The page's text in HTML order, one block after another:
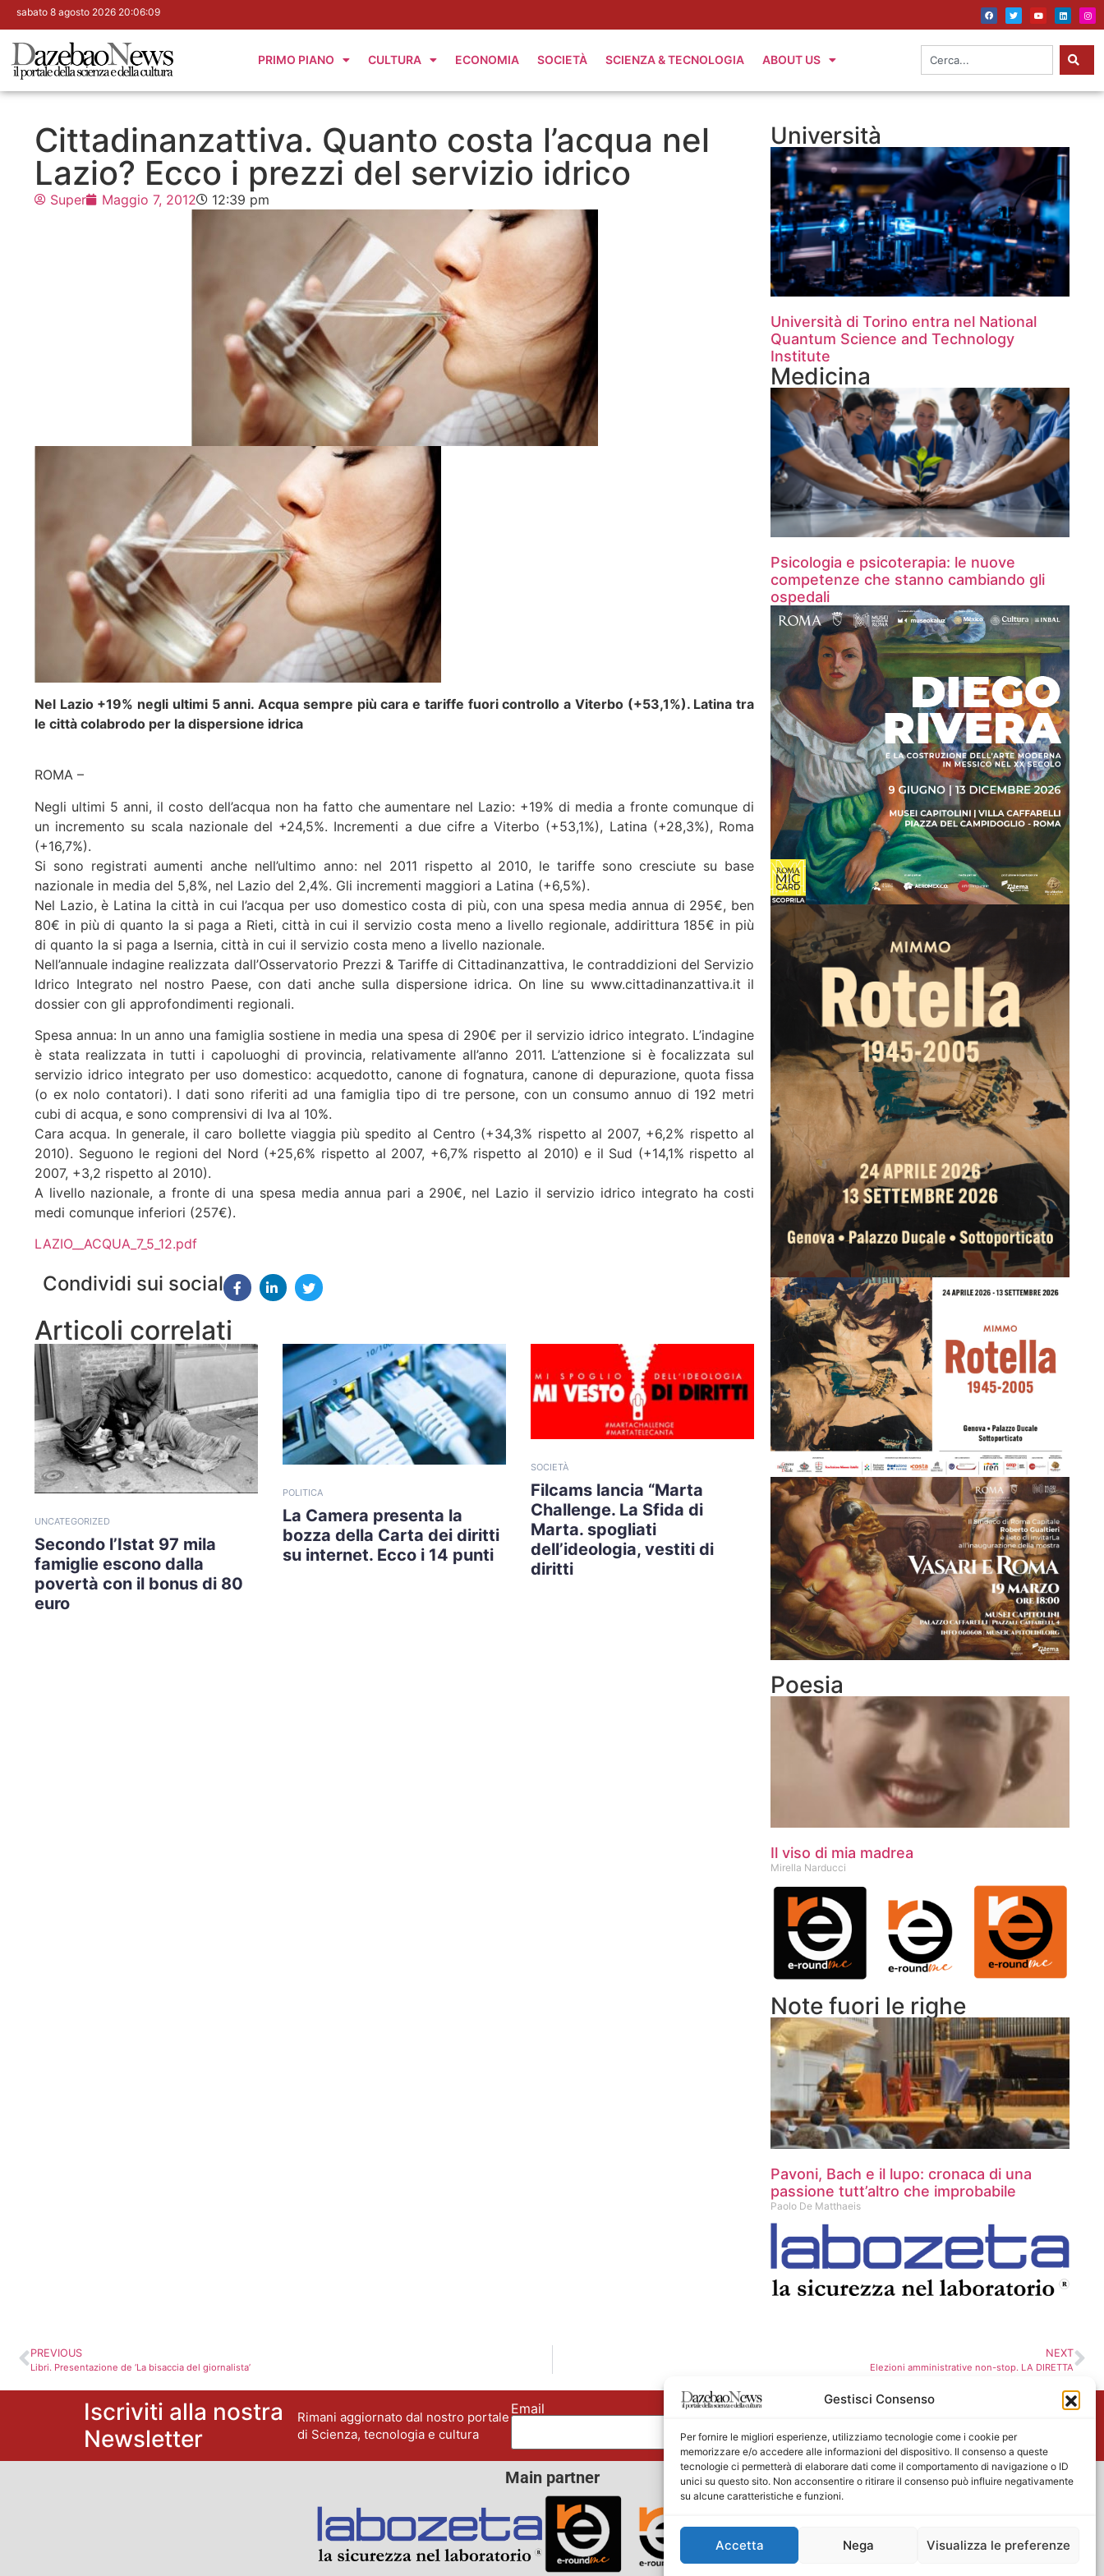
Gestisci Consenso
Per fornire le migliori esperienze, utilizziamo tecnologie come i cookie per
memorizzare e/o accedere alle informazioni del dispositivo. Il consenso a queste
tecnologie ci permetterà di elaborare dati come il comportamento di navigazione o ID
unici su questo sito. Non acconsentire o ritirare il consenso può influire negativamente
su alcune caratteristiche e funzioni.
Accetta Nega Visualizza le preferenze
sabato 8 agosto 2026 20:06:10
PRIMO PIANO CULTURA ECONOMIA SOCIETÀ SCIENZA & TECNOLOGIA ABOUT US
Cittadinanzattiva. Quanto costa l’acqua nel
Lazio? Ecco i prezzi del servizio idrico
Super Maggio 7, 2012 12:39 pm
Nel Lazio +19% negli ultimi 5 anni. Acqua sempre più cara e tariffe fuori controllo a Viterbo (+53,1%). Latina tra
le città colabrodo per la dispersione idrica
ROMA –
Negli ultimi 5 anni, il costo dell’acqua non ha fatto che aumentare nel Lazio: +19% di media a fronte comunque di
un incremento su scala nazionale del +24,5%. Incrementi a due cifre a Viterbo (+53,1%), Latina (+28,3%), Roma
(+16,7%).
Si sono registrati aumenti anche nell’ultimo anno: nel 2011 rispetto al 2010, le tariffe sono cresciute su base
nazionale in media del 5,8%, nel Lazio del 2,4%. Gli incrementi maggiori a Latina (+6,5%).
Nel Lazio, è Latina la città in cui l’acqua per uso domestico costa di più, con una spesa media annua di 295€, ben
80€ in più di quanto la si paga a Rieti, città in cui il servizio costa meno a livello regionale, addirittura 185€ in più
di quanto la si paga a Isernia, città in cui il servizio costa meno a livello nazionale.
Nell’annuale indagine realizzata dall’Osservatorio Prezzi & Tariffe di Cittadinanzattiva, le contraddizioni del Servizio
Idrico Integrato nel nostro Paese, con dati anche sulla dispersione idrica. On line su www.cittadinanzattiva.it il
dossier con gli approfondimenti regionali.
Spesa annua: In un anno una famiglia sostiene in media una spesa di 290€ per il servizio idrico integrato. L’indagine
è stata realizzata in tutti i capoluoghi di provincia, relativamente all’anno 2011. L’attenzione si è focalizzata sul
servizio idrico integrato per uso domestico: acquedotto, canone di fognatura, canone di depurazione, quota fissa
(o ex nolo contatori). I dati sono riferiti ad una famiglia tipo di tre persone, con un consumo annuo di 192 metri
cubi di acqua, e sono comprensivi di Iva al 10%.
Cara acqua. In generale, il caro bollette viaggia più spedito al Centro (+34,3% rispetto al 2007, +6,2% rispetto al
2010). Seguono le regioni del Nord (+25,6% rispetto al 2007, +6,7% rispetto al 2010) e il Sud (+14,1% rispetto al
2007, +3,2 rispetto al 2010).
A livello nazionale, a fronte di una spesa media annua pari a 290€, nel Lazio il servizio idrico integrato ha costi
medi comunque inferiori (257€).
LAZIO__ACQUA_7_5_12.pdf
Condividi sui social
Articoli correlati
UNCATEGORIZED
Secondo l’Istat 97 mila
famiglie escono dalla
povertà con il bonus di 80
euro
POLITICA
La Camera presenta la
bozza della Carta dei diritti
su internet. Ecco i 14 punti
SOCIETÀ
Filcams lancia “Marta
Challenge. La Sfida di
Marta. spogliati
dell’ideologia, vestiti di
diritti
Università
Università di Torino entra nel National
Quantum Science and Technology
Institute
Medicina
Psicologia e psicoterapia: le nuove
competenze che stanno cambiando gli
ospedali
Poesia
Il viso di mia madrea
Mirella Narducci
Note fuori le righe
Pavoni, Bach e il lupo: cronaca di una
passione tutt’altro che improbabile
Paolo De Matthaeis
PREVIOUS
Libri. Presentazione de ‘La bisaccia del giornalista’
NEXT
Elezioni amministrative non-stop. LA DIRETTA
Iscriviti alla nostra
Newsletter
Rimani aggiornato dal nostro portale
di Scienza, tecnologia e cultura
Email Nome
Main partner